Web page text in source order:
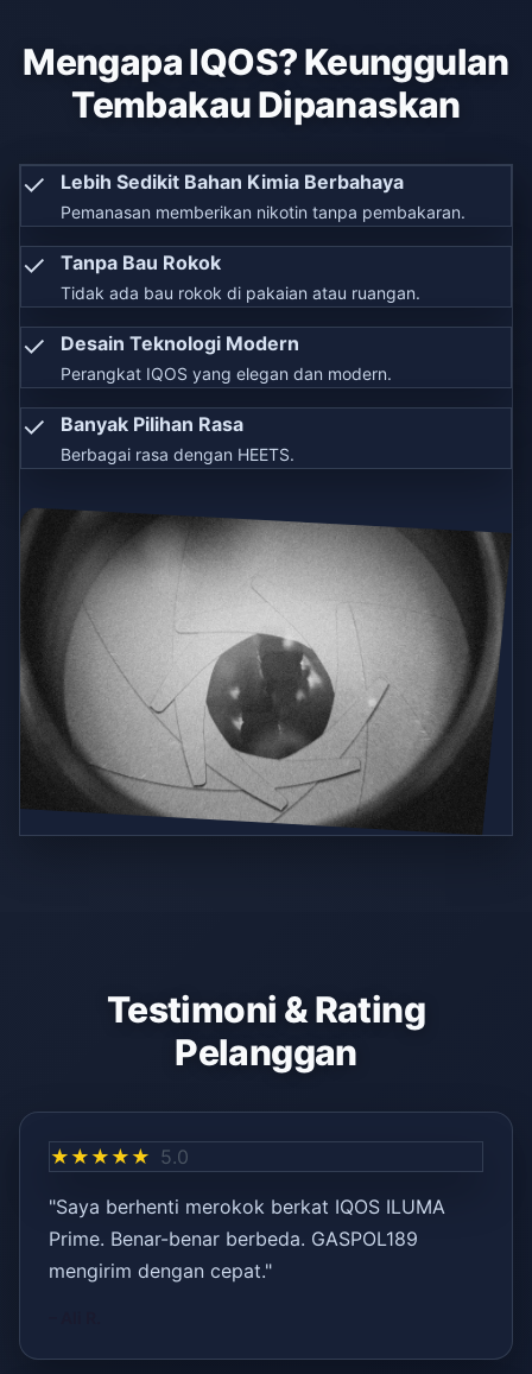
Mengapa IQOS? Keunggulan
Tembakau Dipanaskan
✓ Lebih Sedikit Bahan Kimia Berbahaya
Pemanasan memberikan nikotin tanpa pembakaran.
✓ Tanpa Bau Rokok
Tidak ada bau rokok di pakaian atau ruangan.
✓ Desain Teknologi Modern
Perangkat IQOS yang elegan dan modern.
✓ Banyak Pilihan Rasa
Berbagai rasa dengan HEETS.
Testimoni & Rating
Pelanggan
★★★★★ 5.0
"Saya berhenti merokok berkat IQOS ILUMA
Prime. Benar-benar berbeda. GASPOL189
mengirim dengan cepat."